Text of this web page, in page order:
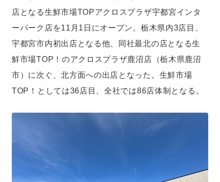
店となる生鮮市場TOPアクロスプラザ宇都宮インタ
ーパーク店を11月1日にオープン。栃木県内3店目、
宇都宮市内初出店となる他、同社最北の店となる生
鮮市場TOP！のアクロスプラザ鹿沼店（栃木県鹿沼
市）に次ぐ、北方面への出店となった。生鮮市場
TOP！としては36店目、全社では86店体制となる。